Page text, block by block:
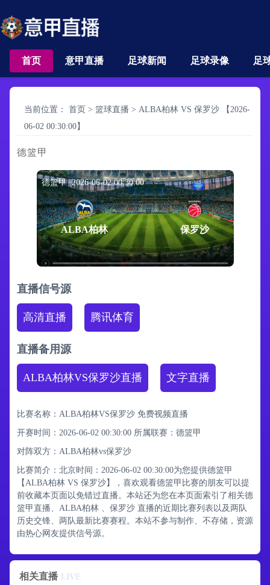
首页 意甲直播 足球新闻 足球录像 足
当前位置： 首页 > 篮球直播 > ALBA柏林 VS 保罗沙 【2026-
06-02 00:30:00】
德篮甲
德篮甲 2026-06-02 00:30:00
ALBA柏林 保罗沙
直播信号源
高清直播 腾讯体育
直播备用源
ALBA柏林VS保罗沙直播 文字直播
比赛名称：ALBA柏林VS保罗沙 免费视频直播
开赛时间：2026-06-02 00:30:00 所属联赛： 德篮甲
对阵双方：ALBA柏林vs保罗沙
比赛简介：北京时间：2026-06-02 00:30:00为您提供德篮甲
【ALBA柏林 VS 保罗沙】，喜欢观看德篮甲比赛的朋友可以提
前收藏本页面以免错过直播。本站还为您在本页面索引了相关德
篮甲直播、ALBA柏林 、保罗沙 直播的近期比赛列表以及两队
历史交锋、两队最新比赛赛程。本站不参与制作、不存储，资源
由热心网友提供信号源。
相关直播 LIVE